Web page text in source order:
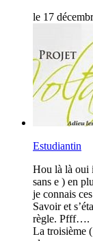
le 17
Estudiantin
Hou là là oui
sans e ) en
je connais
Savoir et
règle. Pfff….
La troisième (